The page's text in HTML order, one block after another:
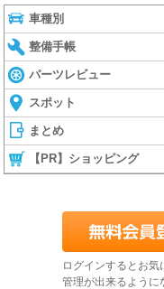
車種別
整備手帳
パーツレビュー
スポット
まとめ
【PR】ショッピング
ログインするとお
管理が出来るように